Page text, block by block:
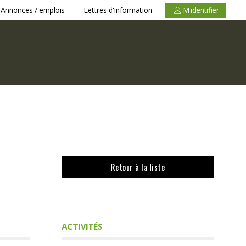
Annonces / emplois Lettres d'information M'identifier
Retour à la liste
ACTIVITÉS